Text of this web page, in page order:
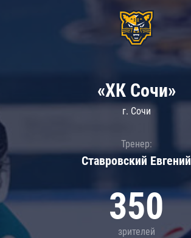
«ХК Сочи»
г. Сочи
Тренер:
Ставровский Евгений
350
зрителей